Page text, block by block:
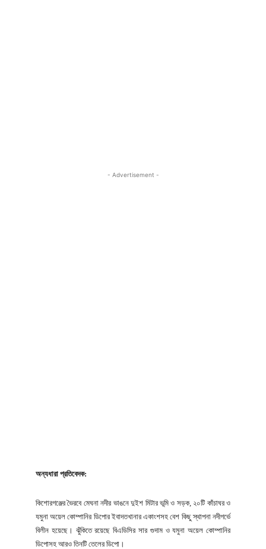
- Advertisement -
অন্যধারা প্রতিবেদক:
কিশোরগঞ্জের ভৈরবে মেঘনা নদীর ভাঙনে দুইশ মিটার ভূমি ও সড়ক, ২০টি কাঁচাঘর ও
যমুনা অয়েল কোম্পানির ডিপোর ইবাদতখানার একাংশসহ বেশ কিছু স্থাপনা নদীগর্ভে
বিলীন হয়েছে। ঝুঁকিতে রয়েছে বিএডিসির সার গুদাম ও যমুনা অয়েল কোম্পানির
ডিপোসহ আরও তিনটি তেলের ডিপো।